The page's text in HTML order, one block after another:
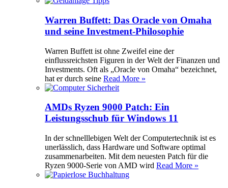
Warren Buffett: Das Oracle von Omaha
und seine Investment-Philosophie
Warren Buffett ist ohne Zweifel eine der
einflussreichsten Figuren in der Welt der Finanzen und
Investments. Oft als „Oracle von Omaha“ bezeichnet,
hat er durch seine Read More »
AMDs Ryzen 9000 Patch: Ein
Leistungsschub für Windows 11
In der schnelllebigen Welt der Computertechnik ist es
unerlässlich, dass Hardware und Software optimal
zusammenarbeiten. Mit dem neuesten Patch für die
Ryzen 9000-Serie von AMD wird Read More »